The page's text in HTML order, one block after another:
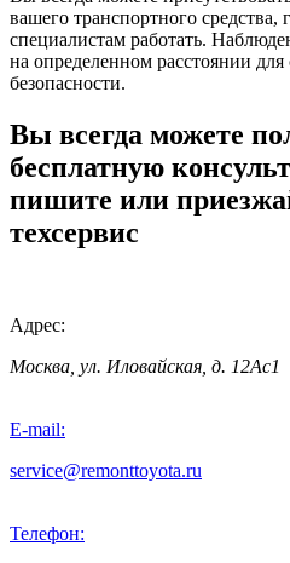
вашего транспортного средства,
специалистам работать.
на определенном расстоянии
безопасности.
Вы всегда можете
бесплатную
пишите или
техсервис
Адрес:
Москва, ул. Иловайская, д. 12Ас1
E-mail:
service@remonttoyota.ru
Телефон: